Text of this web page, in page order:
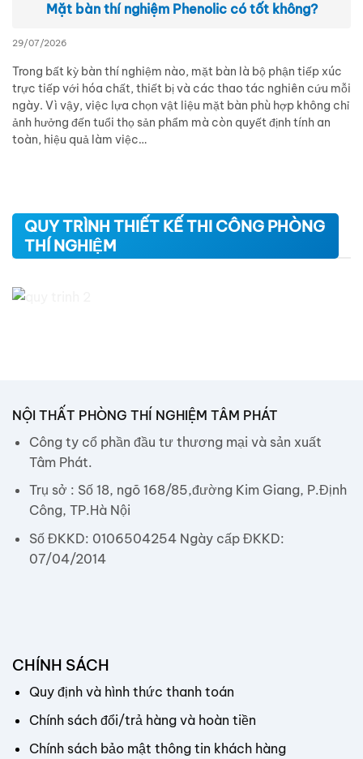
Mặt bàn thí nghiệm Phenolic có tốt không?
29/07/2026
Trong bất kỳ bàn thí nghiệm nào, mặt bàn là bộ phận tiếp xúc
trực tiếp với hóa chất, thiết bị và các thao tác nghiên cứu mỗi
ngày. Vì vậy, việc lựa chọn vật liệu mặt bàn phù hợp không chỉ
ảnh hưởng đến tuổi thọ sản phẩm mà còn quyết định tính an
toàn, hiệu quả làm việc…
QUY TRÌNH THIẾT KẾ THI CÔNG PHÒNG
THÍ NGHIỆM
NỘI THẤT PHÒNG THÍ NGHIỆM TÂM PHÁT
Công ty cổ phần đầu tư thương mại và sản xuất
Tâm Phát.
Trụ sở : Số 18, ngõ 168/85,đường Kim Giang, P.Định
Công, TP.Hà Nội
Số ĐKKD: 0106504254 Ngày cấp ĐKKD:
07/04/2014
CHÍNH SÁCH
Quy định và hình thức thanh toán
Chính sách đổi/trả hàng và hoàn tiền
Chính sách bảo mật thông tin khách hàng